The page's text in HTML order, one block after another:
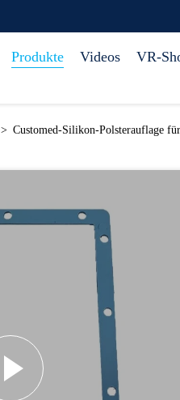
Produkte Videos VR-
> Customed-Silikon-Polsterauflage